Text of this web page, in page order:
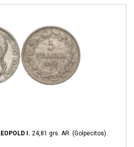
I. 24,81 grs. AR. (Golpecitos).